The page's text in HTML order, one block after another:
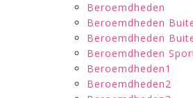
Beroemdheden
Beroemdheden
Beroemdheden
Beroemdheden
Beroemdheden1
Beroemdheden2